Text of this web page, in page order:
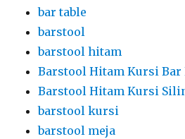
bar table
barstool
barstool hitam
Barstool Hitam Kursi Bar
Barstool Hitam Kursi
barstool kursi
barstool meja